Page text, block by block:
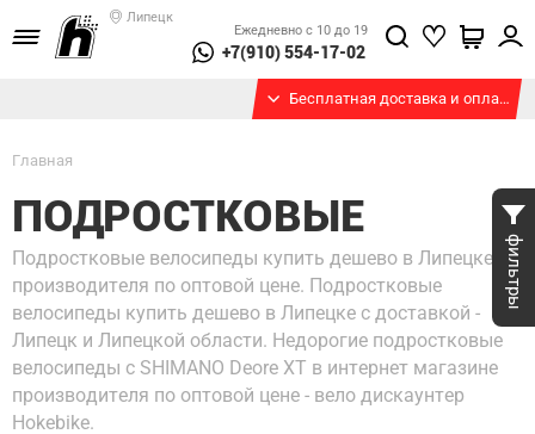
Липецк
Ежедневно с 10 до 19
+7(910) 554-17-02
Бесплатная доставка и оплата при получении
Главная
ПОДРОСТКОВЫЕ
Подростковые велосипеды купить дешево в Липецке от
производителя по оптовой цене. Подростковые
велосипеды купить дешево в Липецке с доставкой -
Липецк и Липецкой области. Недорогие подростковые
велосипеды с SHIMANO Deore XT в интернет магазине
производителя по оптовой цене - вело дискаунтер
Hokebike.
фильтры